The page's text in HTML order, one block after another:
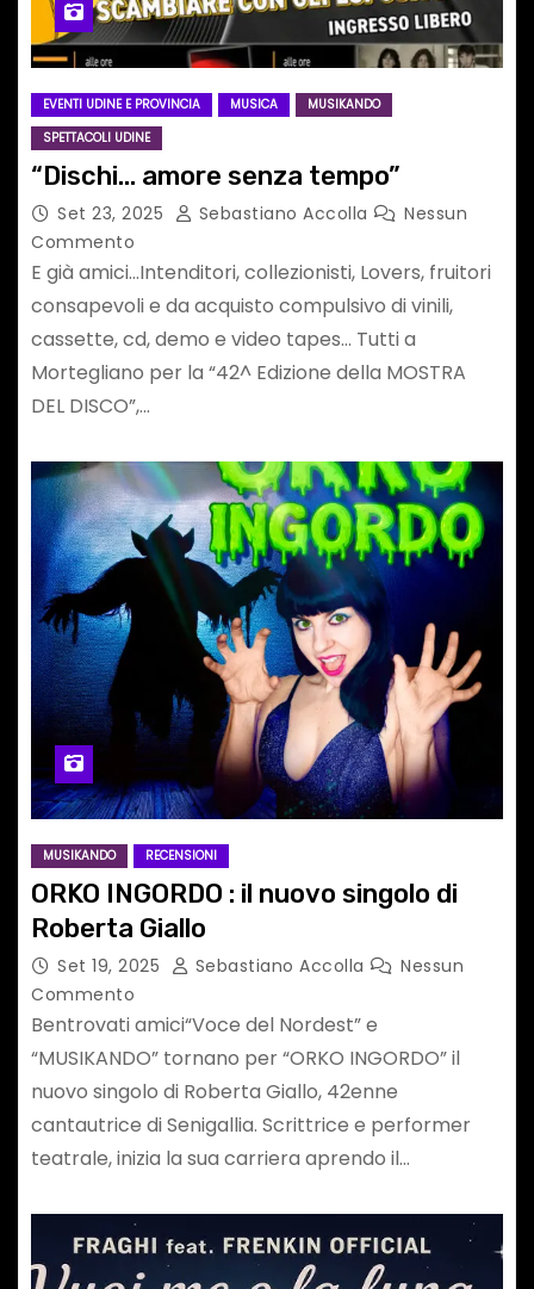
EVENTI UDINE E PROVINCIA MUSICA
MUSIKANDO
SPETTACOLI UDINE
“Dischi… amore senza tempo”
Set 23, 2025 Sebastiano Accolla
Nessun
Commento
E già amici…Intenditori, collezionisti, Lovers, fruitori
consapevoli e da acquisto compulsivo di vinili,
cassette, cd, demo e video tapes… Tutti a
Mortegliano per la “42^ Edizione della MOSTRA
DEL DISCO”,…
MUSIKANDO RECENSIONI
ORKO INGORDO : il nuovo singolo di
Roberta Giallo
Set 19, 2025 Sebastiano Accolla
Nessun
Commento
Bentrovati amici“Voce del Nordest” e
“MUSIKANDO” tornano per “ORKO INGORDO” il
nuovo singolo di Roberta Giallo, 42enne
cantautrice di Senigallia. Scrittrice e performer
teatrale, inizia la sua carriera aprendo il…